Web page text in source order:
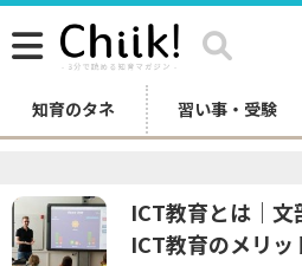
知育のタネ 習い事・受験
ICT教育とは｜
ICT教育のメリッ